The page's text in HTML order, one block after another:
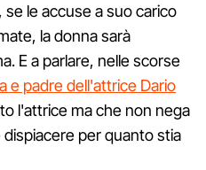
le accuse a suo carico
la donna sarà
E a parlare, nelle scorse
e padre dell'attrice Dario
l'attrice ma che non nega
per quanto stia